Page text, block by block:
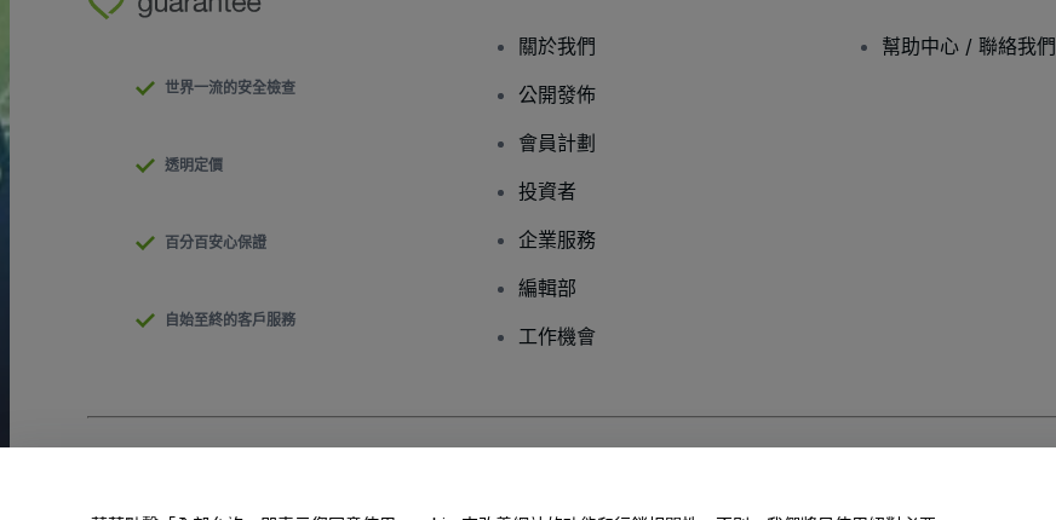
世界一流的安全檢查
透明定價
百分百安心保證
自始至終的客戶服務
關於我們
公開發佈
會員計劃
投資者
企業服務
編輯部
工作機會
幫助中心 / 聯絡我們